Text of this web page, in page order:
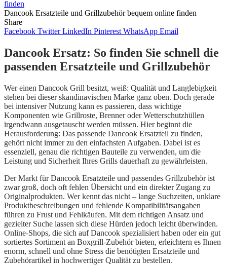
Dancook Ersatzteile und Grillzubehör bequem online finden
Share
Facebook Twitter LinkedIn Pinterest WhatsApp Email
Dancook Ersatz: So finden Sie schnell die
passenden Ersatzteile und Grillzubehör
Wer einen Dancook Grill besitzt, weiß: Qualität und Langlebigkeit
stehen bei dieser skandinavischen Marke ganz oben. Doch gerade
bei intensiver Nutzung kann es passieren, dass wichtige
Komponenten wie Grillroste, Brenner oder Wetterschutzhüllen
irgendwann ausgetauscht werden müssen. Hier beginnt die
Herausforderung: Das passende Dancook Ersatzteil zu finden,
gehört nicht immer zu den einfachsten Aufgaben. Dabei ist es
essenziell, genau die richtigen Bauteile zu verwenden, um die
Leistung und Sicherheit Ihres Grills dauerhaft zu gewährleisten.
Der Markt für Dancook Ersatzteile und passendes Grillzubehör ist
zwar groß, doch oft fehlen Übersicht und ein direkter Zugang zu
Originalprodukten. Wer kennt das nicht – lange Suchzeiten, unklare
Produktbeschreibungen und fehlende Kompatibilitätsangaben
führen zu Frust und Fehlkäufen. Mit dem richtigen Ansatz und
gezielter Suche lassen sich diese Hürden jedoch leicht überwinden.
Online-Shops, die sich auf Dancook spezialisiert haben oder ein gut
sortiertes Sortiment an Boxgrill-Zubehör bieten, erleichtern es Ihnen
enorm, schnell und ohne Stress die benötigten Ersatzteile und
Zubehörartikel in hochwertiger Qualität zu bestellen.